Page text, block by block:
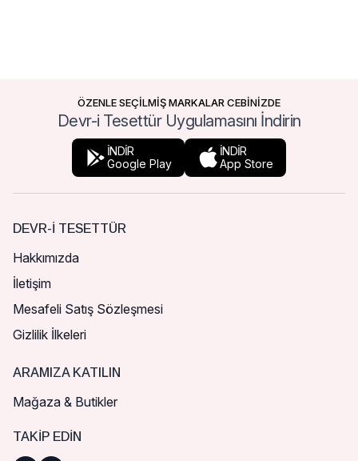
ÖZENLE SEÇİLMİŞ MARKALAR CEBİNİZDE
Devr-i Tesettür Uygulamasını İndirin
İNDİR
Google Play
İNDİR
App Store
DEVR-I TESETTÜR
Hakkımızda
İletişim
Mesafeli Satış Sözleşmesi
Gizlilik İlkeleri
ARAMIZA KATILIN
Mağaza & Butikler
TAKIP EDIN